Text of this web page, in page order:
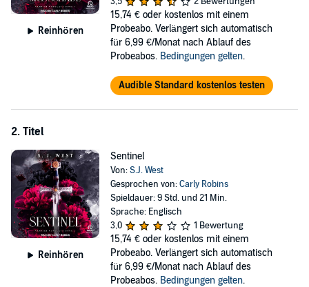
As Sarah begins to unravel a mystery surrounding her family's past,
she quickly discovers her role in a world that's hidden from most
humans. Being a Marcel comes with certain responsibilities, and
there are some things that you can't hide from forever.
Contains mature themes.
Reinhören
15,74 € oder kostenlos mit einem
Probeabo. Verlängert sich automatisch
für 6,99 €/Monat nach Ablauf des
Probeabos. Bedingungen gelten.
Audible Standard kostenlos testen
2. Titel
Reinhören
Sentinel
Von:S.J. West
Gesprochen von:Carly Robins
Spieldauer: 9 Std. und 21 Min.
Sprache: Englisch
3,0
1 Bewertung
15,74 € oder kostenlos mit einem
Probeabo. Verlängert sich automatisch
für 6,99 €/Monat nach Ablauf des
Probeabos. Bedingungen gelten.